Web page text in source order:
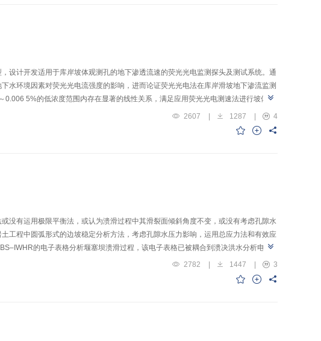
设计开发适用于库岸坡体观测孔的地下渗透流速的荧光光电监测探头及测试系统。通
水环境因素对荧光光电流强度的影响，进而论证荧光光电法在库岸滑坡地下渗流监测
5%的低浓度范围内存在显著的线性关系，满足应用荧光光电测速法进行坡体地
减小，线性规律明显，且不同浓度的拟合直线呈近似平行分布，斜率不大。温度对光
等，温度对坡体地下渗透流速的监测结果产生的影响可忽略不计。强酸性条件下会降
荧光试剂可满足常规酸性和碱性地下水环境下渗透流速的监测。浑浊度对光
2607 | 1287 |
4
没有运用极限平衡法，或认为溃滑过程中其滑裂面倾斜角度不变，或没有考虑孔隙水
工程中圆弧形式的边坡稳定分析方法，考虑孔隙水压力影响，运用总应力法和有效应
的电子表格分析堰塞坝溃滑过程，该电子表格已被耦合到溃决洪水分析电子
提出确定堰塞坝水力驱动溃滑过程的模拟步骤：确定特定圆弧滑面的安全系数
坡脚失稳的临界深度；连续溃滑过程的模拟。以上过程只需手动4步即可进行溃滑过程
唐家山案例，分析了水动力驱动溃滑过程及溃决洪峰流量过程，其洪峰为6 500 m
3
2782 1447
3